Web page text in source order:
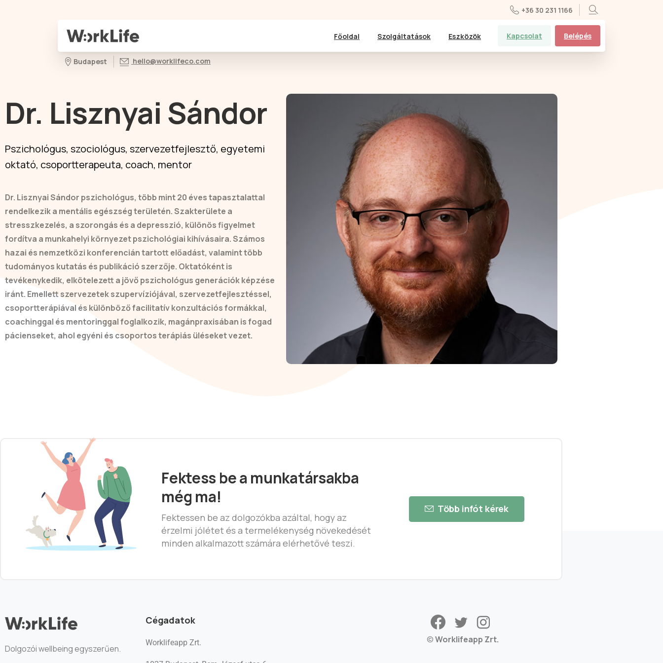
+36 30 231 1166
Főoldal Szolgáltatások Eszközök Kapcsolat Belépés
Budapest hello@worklifeco.com
Dr. Lisznyai Sándor
Pszichológus, szociológus, szervezetfejlesztő, egyetemi
oktató, csoportterapeuta, coach, mentor
Dr. Lisznyai Sándor pszichológus, több mint 20 éves tapasztalattal
rendelkezik a mentális egészség területén. Szakterülete a
stresszkezelés, a szorongás és a depresszió, különös figyelmet
fordítva a munkahelyi környezet pszichológiai kihívásaira. Számos
hazai és nemzetközi konferencián tartott előadást, valamint több
tudományos kutatás és publikáció szerzője. Oktatóként is
tevékenykedik, elkötelezett a jövő pszichológus generációk képzése
iránt. Emellett szervezetek szupervíziójával, szervezetfejlesztéssel,
csoportterápiával és különböző facilitatív konzultációs formákkal,
coachinggal és mentoringgal foglalkozik, magánpraxisában is fogad
pácienseket, ahol egyéni és csoportos terápiás üléseket vezet.
Fektess be a munkatársakba
még ma!
Fektessen be az dolgozókba azáltal, hogy az
érzelmi jólétet és a termelékenység növekedését
minden alkalmazott számára elérhetővé teszi.
Több infót kérek
Dolgozói wellbeing egyszerűen.
Cégadatok
Worklifeapp Zrt. ©Worklifeapp Zrt.